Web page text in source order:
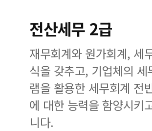
전산세무 2급
재무회계와 원가회계, 세
식을 갖추고, 기업체의
램을 활용한 세무회계 전
에 대한 능력을 함양시키
니다.